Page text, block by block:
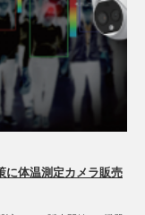
に体温測定カメラ販売